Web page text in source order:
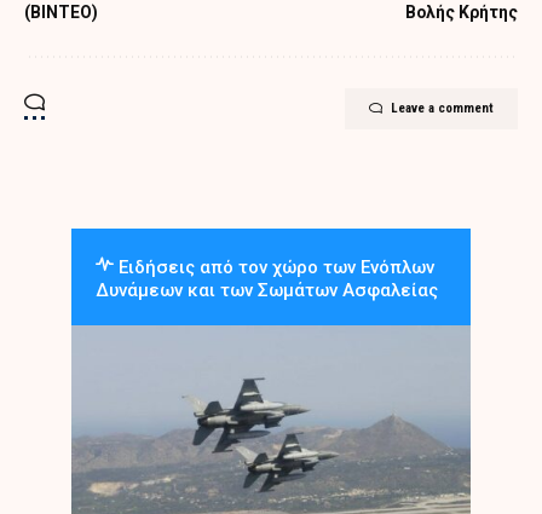
(ΒΙΝΤΕΟ)
Βολής Κρήτης
Leave a comment
Ειδήσεις από τον χώρο των Ενόπλων
Δυνάμεων και των Σωμάτων Ασφαλείας